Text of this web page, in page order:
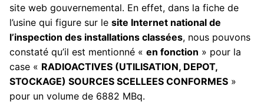
site web gouvernemental. En effet, dans la fiche de
l’usine qui figure sur le site Internet national de
l’inspection des installations classées, nous pouvons
constaté qu’il est mentionné « en fonction » pour la
case « RADIOACTIVES (UTILISATION, DEPOT,
STOCKAGE) SOURCES SCELLEES CONFORMES »
pour un volume de 6882 MBq.